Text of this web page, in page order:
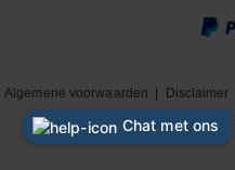
Algemene voorwaarden Disclaimer
|
Cookiebeleid